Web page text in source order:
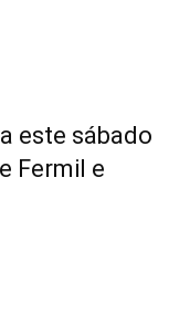
este sábado
Fermil e